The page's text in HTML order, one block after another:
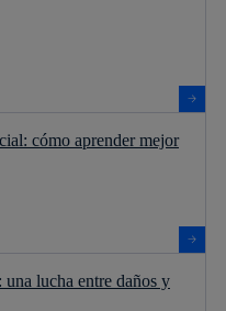
cómo aprender mejor
lucha entre daños y